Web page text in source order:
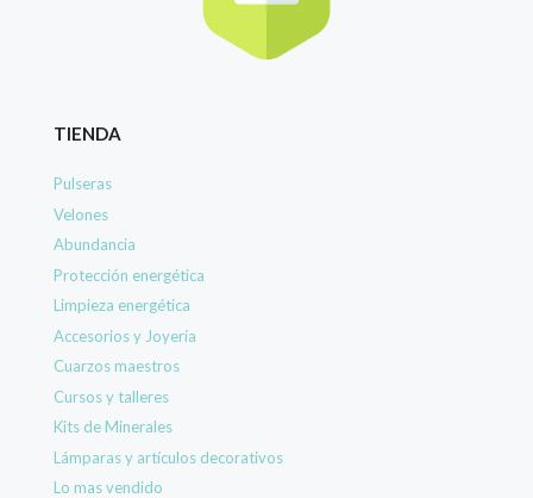
TIENDA
Pulseras
Velones
Abundancia
Protección energética
Limpieza energética
Accesorios y Joyería
Cuarzos maestros
Cursos y talleres
Kits de Minerales
Lámparas y artículos decorativos
Lo mas vendido